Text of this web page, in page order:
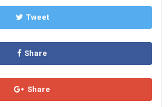
Tweet
Share
Share